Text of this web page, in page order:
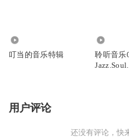
叮当的音乐特辑
聆听音乐
用户评论
还没有评论，快